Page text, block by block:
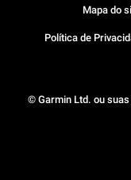
© Garmin Ltd. ou
Mapa do
Política de